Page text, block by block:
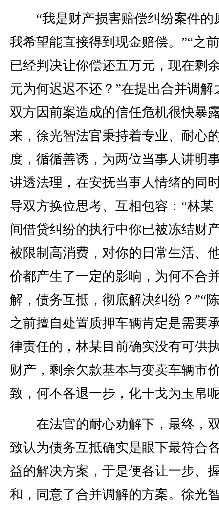
“我是财产损害赔偿纠纷案件的
我希望能直接得到现金赔偿。”“之
已经判决让你偿还五万元，现在剩
元为何迟迟不还？”在提出合并调解
双方因前案造成的信任危机很快暴
来，徐光智法官秉持着专业、耐心
度，循循善诱，为两位当事人讲明
讲透法理，在安抚当事人情绪的同
导双方换位思考、互相包容：“林某
间借贷纠纷的执行中你已被冻结财
被限制高消费，对你的日常生活、
价都产生了一定的影响，为何不合
解，债务互抵，彻底解决纠纷？”“
之前擅自处置质押车辆肯定是需要
律责任的，林某目前确实没有可供
财产，剩余欠款基本与变卖车辆市
致，何不各退一步，化干戈为玉帛
在法官的耐心劝解下，最终，
致认为债务互抵确实是眼下最符合
益的解决方案，于是便各让一步、
和，同意了合并调解的方案。徐光